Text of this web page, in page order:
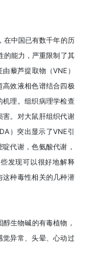
在中国已有数千年的历
的能力，严重限制了其
藜芦提取物（VNE）
效液相色谱结合四极
理。组织病理学检查
害。对大鼠肝组织代谢
）突出显示了VNE引
代谢，色氨酸代谢，
发现可以很好地解释
这种毒性相关的几种潜
生物碱的有毒植物，
异常、头晕、心动过